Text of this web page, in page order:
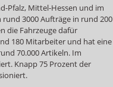
Pfalz, Mittel-Hessen und im
3000 Aufträge in rund 200
die Fahrzeuge dafür
180 Mitarbeiter und hat eine
70.000 Artikeln. Im
Knapp 75 Prozent der